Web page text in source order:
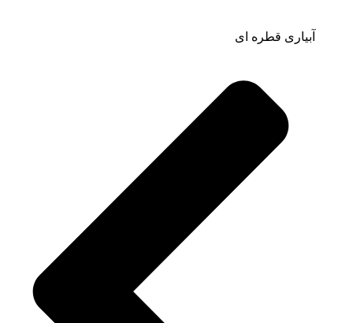
آبیاری قطره ای